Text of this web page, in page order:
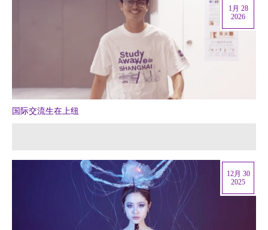
国际交流生在上纽
1月 28
2026
12月 30
2025